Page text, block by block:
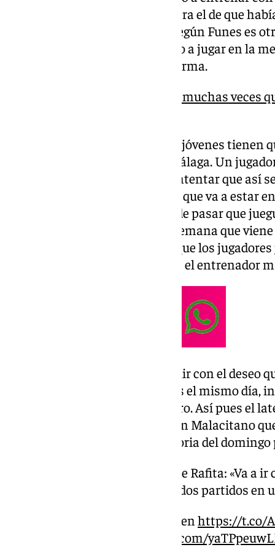
El motivo, a priori, parecía que era el de que
con los ‘mayores’. La realidad, según Funes es
alterne ambos equipos, llegando a jugar en la
equipo y filial si lo permite la norma.
Funes: «Más que participar muchas veces
“Esto va a pasar más veces. Los jóvenes
Malagueño, es un jugador del Málaga. Un
en una semana pues vamos a intentar que así
ganas de hacerlo. Es un jugador que va a estar
que ha estado hasta ahora puede pasar que
que sea titular con el filial y la semana que
Tenemos que tener muy claro, que los
todo con licencia de filial», decía el entrenador
La norma dice que puede cumplir con el deseo
cuando no sean los dos partidos el mismo día,
que pasen entre un partido y otro. Así pues el
filial, en el partido ante La Unión Malacitano
, y entrará en la convocatoria del
Funes aclara la situación de Rafita: «Va a
a intentar que pueda jugar dos partidos en
Declaraciones al completo en https://t.co/
pic.twitter.com/